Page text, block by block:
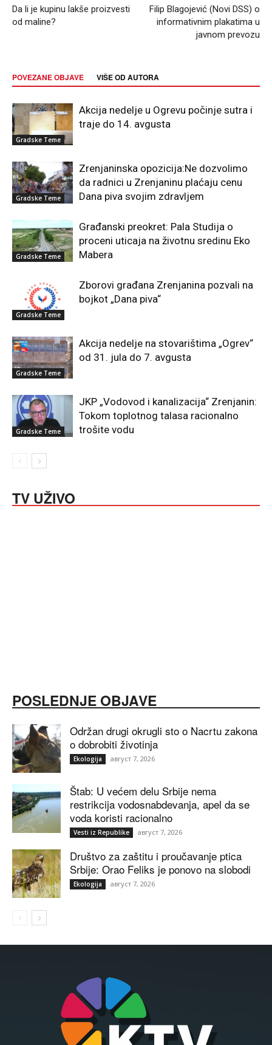
Da li je kupinu lakše proizvesti
od maline?
Filip Blagojević (Novi DSS) o
informativnim plakatima u
javnom prevozu
POVEZANE OBJAVE VIŠE OD AUTORA
Gradske Teme
Akcija nedelje u Ogrevu počinje sutra i
traje do 14. avgusta
Gradske Teme
Zrenjaninska opozicija:Ne dozvolimo
da radnici u Zrenjaninu plaćaju cenu
Dana piva svojim zdravljem
Gradske Teme
Građanski preokret: Pala Studija o
proceni uticaja na životnu sredinu Eko
Mabera
Gradske Teme
Zborovi građana Zrenjanina pozvali na
bojkot „Dana piva“
Gradske Teme
Akcija nedelje na stovarištima „Ogrev“
od 31. jula do 7. avgusta
Gradske Teme
JKP „Vodovod i kanalizacija“ Zrenjanin:
Tokom toplotnog talasa racionalno
trošite vodu
TV UŽIVO
POSLEDNJE OBJAVE
Održan drugi okrugli sto o Nacrtu zakona
o dobrobiti životinja
Ekologija август 7, 2026
Štab: U većem delu Srbije nema
restrikcija vodosnabdevanja, apel da se
voda koristi racionalno
Vesti iz Republike август 7, 2026
Društvo za zaštitu i proučavanje ptica
Srbije: Orao Feliks je ponovo na slobodi
Ekologija август 7, 2026